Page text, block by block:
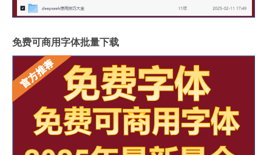
免费可商用字体批量下载